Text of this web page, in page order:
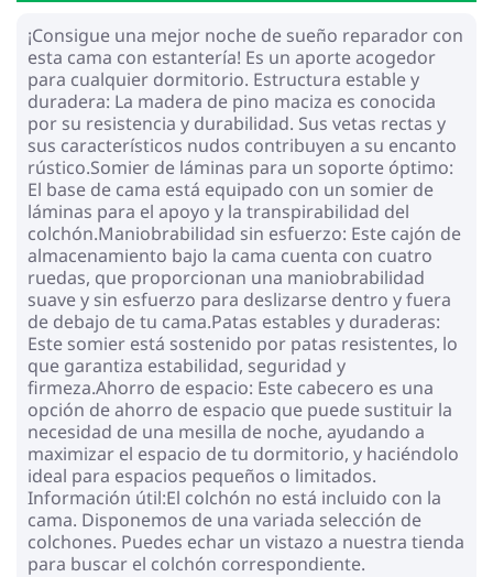
¡Consigue una mejor noche de sueño reparador con
esta cama con estantería! Es un aporte acogedor
para cualquier dormitorio. Estructura estable y
duradera: La madera de pino maciza es conocida
por su resistencia y durabilidad. Sus vetas rectas y
sus característicos nudos contribuyen a su encanto
rústico.Somier de láminas para un soporte óptimo:
El base de cama está equipado con un somier de
láminas para el apoyo y la transpirabilidad del
colchón.Maniobrabilidad sin esfuerzo: Este cajón de
almacenamiento bajo la cama cuenta con cuatro
ruedas, que proporcionan una maniobrabilidad
suave y sin esfuerzo para deslizarse dentro y fuera
de debajo de tu cama.Patas estables y duraderas:
Este somier está sostenido por patas resistentes, lo
que garantiza estabilidad, seguridad y
firmeza.Ahorro de espacio: Este cabecero es una
opción de ahorro de espacio que puede sustituir la
necesidad de una mesilla de noche, ayudando a
maximizar el espacio de tu dormitorio, y haciéndolo
ideal para espacios pequeños o limitados.
Información útil:El colchón no está incluido con la
cama. Disponemos de una variada selección de
colchones. Puedes echar un vistazo a nuestra tienda
para buscar el colchón correspondiente.